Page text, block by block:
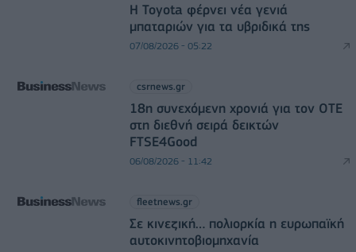
Η Toyota φέρνει νέα γενιά
μπαταριών για τα υβριδικά της
07/08/2026 - 05:22
csrnews.gr
18η συνεχόμενη χρονιά για τον ΟΤΕ
στη διεθνή σειρά δεικτών
FTSE4Good
06/08/2026 - 11:42
fleetnews.gr
Σε κινεζική… πολιορκία η ευρωπαϊκή
αυτοκινητοβιομηχανία